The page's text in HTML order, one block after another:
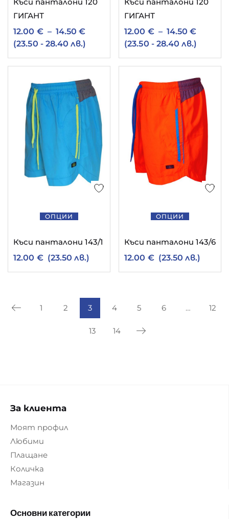
ГИГАНТ
12.00 € – 14.50€
(23.50 - 28.40 лв.)
ГИГАНТ
12.00 € – 14.50€
(23.50 - 28.40 лв.)
ОПЦИИ
Къси панталони 143/1
12.00 € (23.50 лв.)
ОПЦИИ
Къси панталони 143/6
12.00 € (23.50 лв.)
1 2 3 4 5 6 … 12
13 14
За клиента
Моят профил
Любими
Плащане
Количка
Магазин
Основни категории